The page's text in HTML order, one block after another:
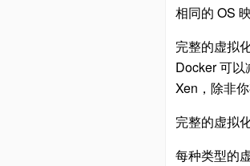
相同的 OS 映
完整的虚拟
Docker 可
Xen，除非
完整的虚拟
每种类型的